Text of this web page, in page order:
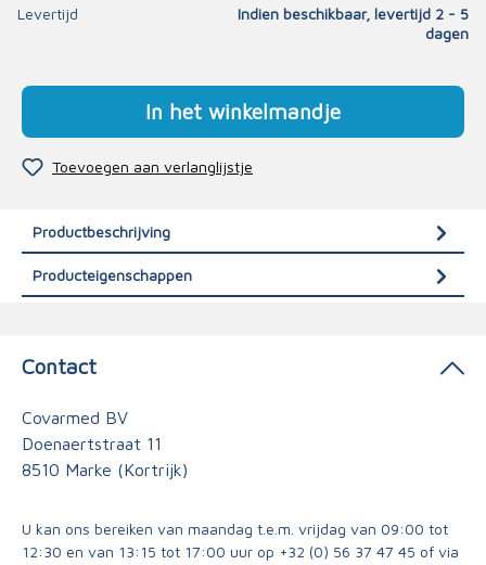
Levertijd
Indien beschikbaar, levertijd 2 - 5
dagen
In het winkelmandje
Toevoegen aan verlanglijstje
Productbeschrijving
Producteigenschappen
Contact
Covarmed BV
Doenaertstraat 11
8510 Marke (Kortrijk)
U kan ons bereiken van maandag t.e.m. vrijdag van 09:00 tot
12:30 en van 13:15 tot 17:00 uur op +32 (0) 56 37 47 45 of via